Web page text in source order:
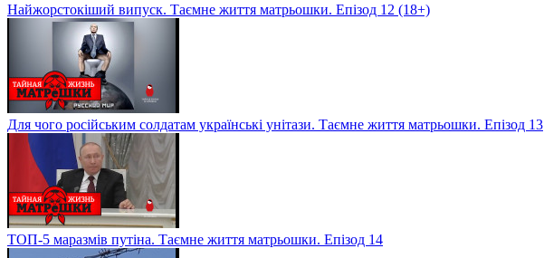
Найжорстокіший випуск. Таємне життя матрьошки. Епізод 12 (18+)
Для чого російським солдатам українські унітази. Таємне життя матрьошки. Епізод 13
ТОП-5 маразмів путіна. Таємне життя матрьошки. Епізод 14